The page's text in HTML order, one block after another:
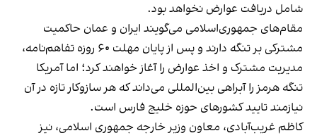
شامل دریافت عوارض نخواهد بود.
مقام‌های جمهوری‌اسلامی می‌گویند ایران و عمان حاکمیت
مشترکی بر تنگه دارند و پس از پایان مهلت ۶۰ روزه تفاهم‌نامه،
مدیریت مشترک و اخذ عوارض را آغاز خواهند کرد؛ اما آمریکا
تنگه هرمز را آبراهی بین‌المللی می‌داند که هر سازوکار تازه در آن
نیازمند تایید کشورهای حوزه خلیج فارس است.
کاظم غریب‌آبادی، معاون وزیر خارجه جمهوری اسلامی، نیز